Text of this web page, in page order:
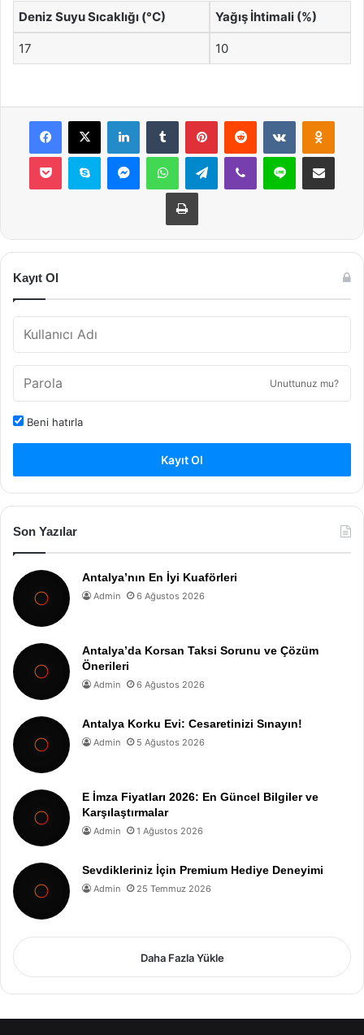
Deniz Suyu Sıcaklığı (°C) Yağış İhtimali (%)
17 10
Facebook
X LinkedInTumblr PinterestReddit VKontakte
Pocket Skype MessengerWhatsAppTelegramViber Line E-Posta ile
Yazdır
Kayıt Ol
Unuttunuz mu?
Beni hatırla
Kayıt Ol
Son Yazılar
Antalya’nın En İyi Kuaförleri
Admin 6 Ağustos 2026
Antalya’da Korsan Taksi Sorunu ve Çözüm
Önerileri
Admin 6 Ağustos 2026
Antalya Korku Evi: Cesaretinizi Sınayın!
Admin 5 Ağustos 2026
E İmza Fiyatları 2026: En Güncel Bilgiler ve
Karşılaştırmalar
Admin 1 Ağustos 2026
Sevdikleriniz İçin Premium Hediye Deneyimi
Admin 25 Temmuz 2026
Daha Fazla Yükle